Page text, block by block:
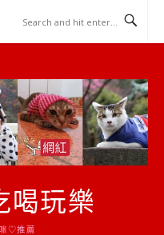
喝玩樂
♡推薦